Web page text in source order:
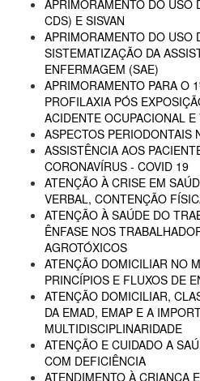
APRIMORAMENTO DO USO
CDS) E SISVAN
APRIMORAMENTO DO USO
SISTEMATIZAÇÃO DA
ENFERMAGEM (SAE)
APRIMORAMENTO PARA O
PROFILAXIA PÓS
ACIDENTE OCUPACIONAL
ASPECTOS PERIODONTAIS
ASSISTÊNCIA AOS
CORONAVÍRUS - COVID 19
ATENÇÃO À CRISE EM
VERBAL, CONTENÇÃO
ATENÇÃO À SAÚDE DO
ÊNFASE NOS
AGROTÓXICOS
ATENÇÃO DOMICILIAR NO
PRINCÍPIOS E FLUXOS DE
ATENÇÃO DOMICILIAR,
DA EMAD, EMAP E A
MULTIDISCIPLINARIDADE
ATENÇÃO E CUIDADO A
COM DEFICIÊNCIA
ATENDIMENTO À CRIANÇA